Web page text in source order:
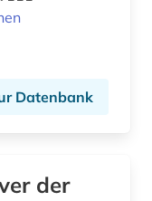
(1)
Datenbank
der